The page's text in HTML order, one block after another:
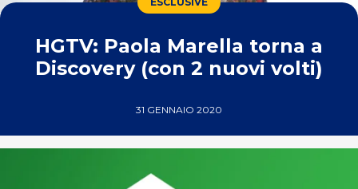
HGTV: Paola Marella torna a
Discovery (con 2 nuovi volti)
31 GENNAIO 2020